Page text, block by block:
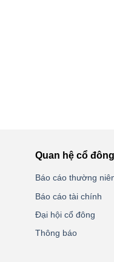
Quan hệ cổ đông
Báo cáo thường
Báo cáo tài chính
Đại hội cổ đông
Thông báo